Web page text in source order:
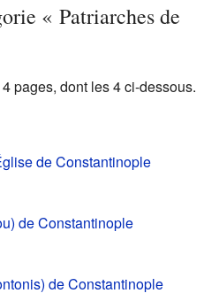
« Patriarches de
pages, dont les 4 ci-dessous.
de Constantinople
de Constantinople
de Constantinople